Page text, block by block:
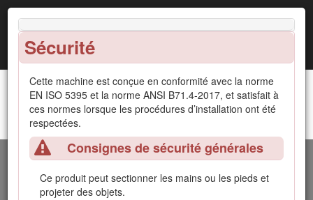
Sécurité
Cette machine est conçue en conformité avec la norme
EN ISO 5395 et la norme ANSI B71.4-2017, et satisfait à
ces normes lorsque les procédures d’installation ont été
respectées.
Consignes de sécurité générales
Ce produit peut sectionner les mains ou les pieds et
projeter des objets.
Groupe de déplacement Greensmaster® 3420
TriFlex®
Introduction
Cette machine est une tondeuse de greens autoportée à
cylindre prévue pour les utilisateurs professionnels employés
à des applications commerciales. Elle est principalement